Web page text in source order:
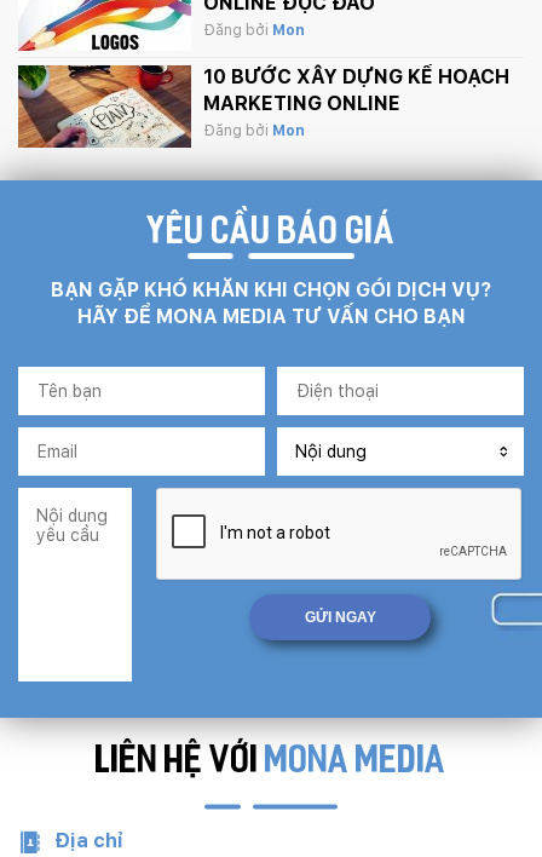
Đăng bởi Mon
10 BƯỚC XÂY DỰNG KẾ HOẠCH
MARKETING ONLINE
Đăng bởi Mon
YÊU CẦU BÁO GIÁ
BẠN GẶP KHÓ KHĂN KHI CHỌN GÓI DỊCH VỤ?
HÃY ĐỂ MONA MEDIA TƯ VẤN CHO BẠN
LIÊN HỆ VỚI MONA MEDIA
Địa chỉ